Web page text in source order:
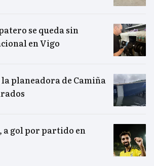
se queda sin
en Vigo
planeadora de Camiña
a gol por partido en